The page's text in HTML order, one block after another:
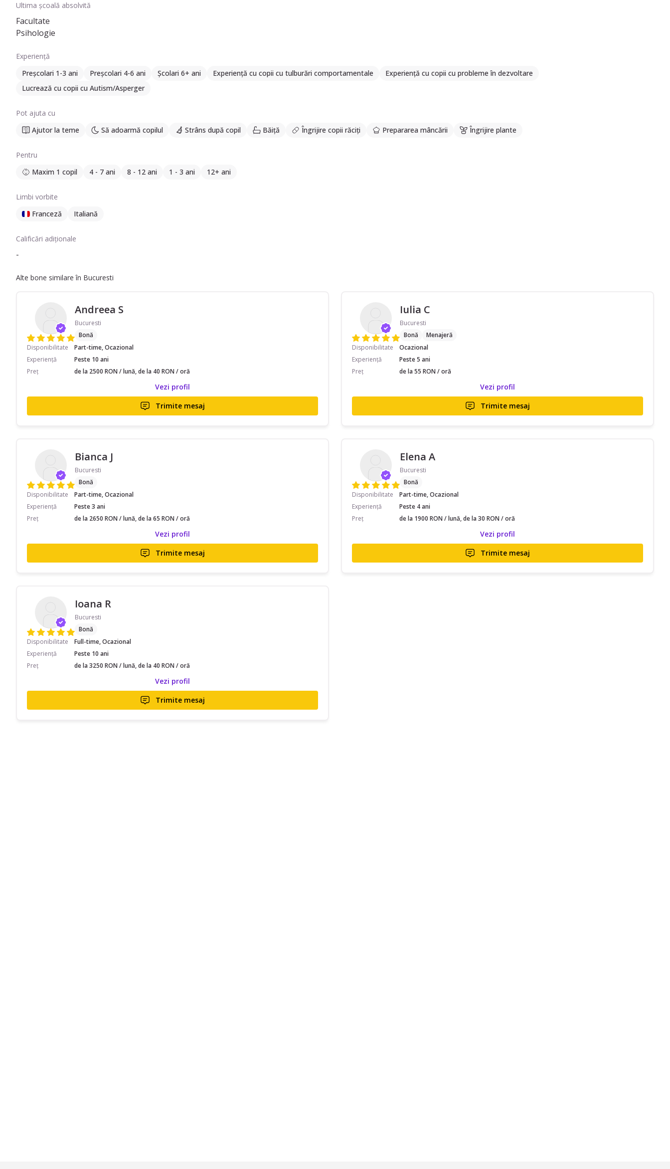
Ultima școală absolvită
Facultate
Psihologie
Experiență
Preșcolari 1-3 ani
Preșcolari 4-6 ani Școlari 6+ ani Experiență cu copii cu tulburări comportamentale
Experiență cu copii cu probleme în dezvoltare
Lucrează cu copii cu Autism/Asperger
Pot ajuta cu
Ajutor la teme
Să adoarmă copilul Strâns după copil Băiță Îngrijire copii răciți Prepararea mâncării Îngrijire plante
Pentru
Maxim 1 copil
4 - 7 ani 8 - 12 ani 1 - 3 ani 12+ ani
Limbi vorbite
Franceză
Italiană
Calificări adiționale
-
Alte bone similare în Bucuresti
Andreea S
Bucuresti
Bonă
Disponibilitate
Part-time, Ocazional
Experiență
Peste 10 ani
Preț
de la 2500 RON / lună, de la 40 RON / oră
Vezi profil
Trimite mesaj
Iulia C
Bucuresti
Bonă
Menajeră
Disponibilitate
Ocazional
Experiență
Peste 5 ani
Preț
de la 55 RON / oră
Vezi profil
Trimite mesaj
Bianca J
Bucuresti
Bonă
Disponibilitate
Part-time, Ocazional
Experiență
Peste 3 ani
Preț
de la 2650 RON / lună, de la 65 RON / oră
Vezi profil
Trimite mesaj
Elena A
Bucuresti
Bonă
Disponibilitate
Part-time, Ocazional
Experiență
Peste 4 ani
Preț
de la 1900 RON / lună, de la 30 RON / oră
Vezi profil
Trimite mesaj
Ioana R
Bucuresti
Bonă
Disponibilitate
Full-time, Ocazional
Experiență
Peste 10 ani
Preț
de la 3250 RON / lună, de la 40 RON / oră
Vezi profil
Trimite mesaj